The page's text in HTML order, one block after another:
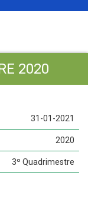
2020
31-01-2021
2020
3º Quadrimestre